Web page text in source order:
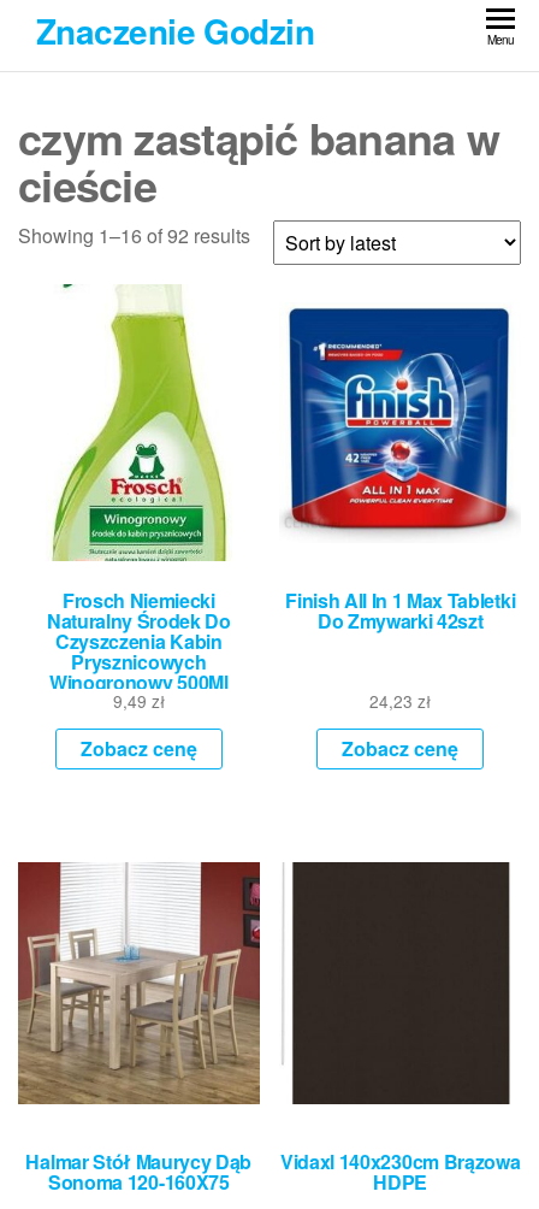
Przejdź
treści
Znaczenie Godzin Menu
czym zastąpić banana w
cieście
Showing 1–16 of 92 results
Frosch Niemiecki
Naturalny Środek Do
Czyszczenia Kabin
Prysznicowych
Winogronowy 500Ml
9,49 zł
Zobacz cenę
Finish All In 1 Max Tabletki
Do Zmywarki 42szt
24,23zł
Zobacz cenę
Halmar Stół Maurycy Dąb
Sonoma 120-160X75
Vidaxl 140x230cm Brązowa
HDPE